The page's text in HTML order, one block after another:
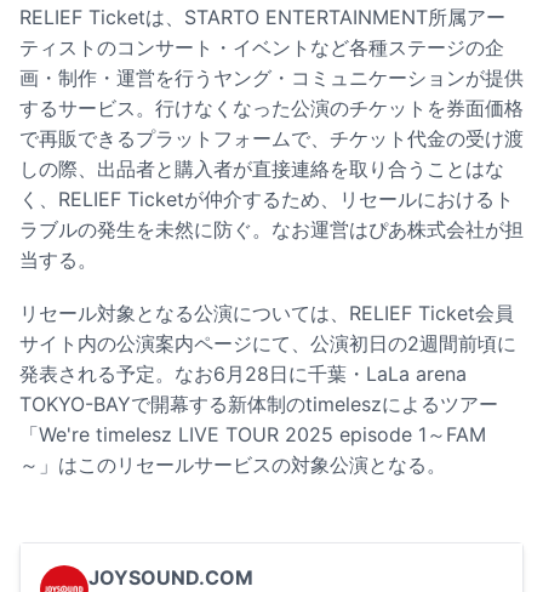
RELIEF Ticketは、STARTO ENTERTAINMENT所属アー
ティストのコンサート・イベントなど各種ステージの企
画・制作・運営を行うヤング・コミュニケーションが提供
するサービス。行けなくなった公演のチケットを券面価格
で再販できるプラットフォームで、チケット代金の受け渡
しの際、出品者と購入者が直接連絡を取り合うことはな
く、RELIEF Ticketが仲介するため、リセールにおけるト
ラブルの発生を未然に防ぐ。なお運営はぴあ株式会社が担
当する。
リセール対象となる公演については、RELIEF Ticket会員
サイト内の公演案内ページにて、公演初日の2週間前頃に
発表される予定。なお6月28日に千葉・LaLa arena
TOKYO-BAYで開幕する新体制のtimeleszによるツアー
「We're timelesz LIVE TOUR 2025 episode 1～FAM
～」はこのリセールサービスの対象公演となる。
JOYSOUND.COM